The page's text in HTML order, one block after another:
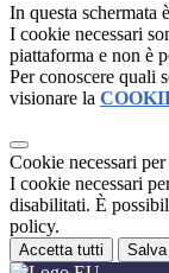
In questa schermata
I cookie necessari
piattaforma e non è
Per conoscere quali
visionare la
Cookie necessari
I cookie necessari
disabilitati. È
policy.
Accetta tutti